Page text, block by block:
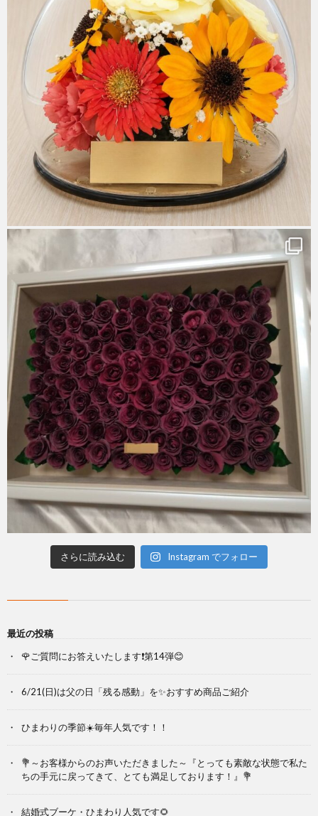
さらに読み込む Instagram でフォロー
最近の投稿
🌹ご質問にお答えいたします❗第14弾😊
6/21(日)は父の日「残る感動」を✨おすすめ商品ご紹介
ひまわりの季節☀️毎年人気です！！
💐～お客様からのお声いただきました～『とっても素敵な状態で私た
ちの手元に戻ってきて、とても満足しております！』💐
結婚式ブーケ・ひまわり人気です🌻